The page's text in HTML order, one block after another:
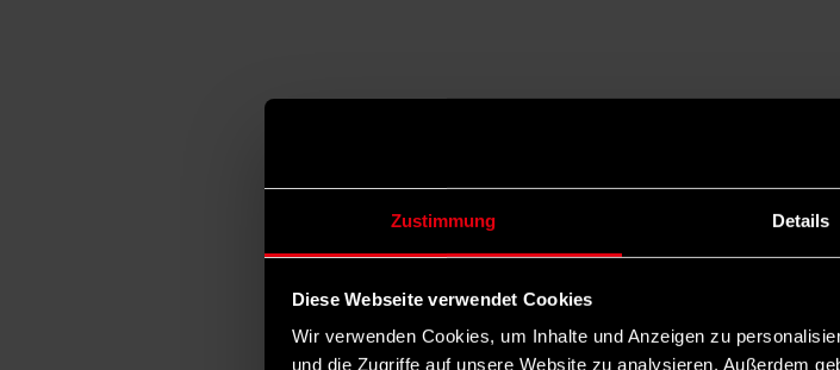
Zustimmung Details
Diese Webseite verwendet Cookies
Wir verwenden Cookies, um Inhalte und Anzeigen zu
und die Zugriffe auf unsere Website zu analysieren. Außerdem